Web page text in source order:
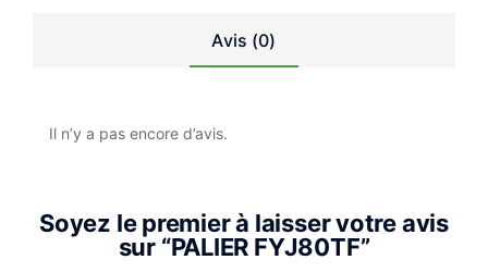
Avis (0)
Il n’y a pas encore d’avis.
Soyez le premier à laisser votre avis
sur “PALIER FYJ80TF”